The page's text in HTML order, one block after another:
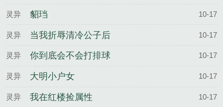
灵异 貂珰 10-17
灵异 当我折辱清冷公子后 10-17
灵异 你到底会不会打排球 10-17
灵异 大明小户女 10-17
灵异 我在红楼捡属性 10-17